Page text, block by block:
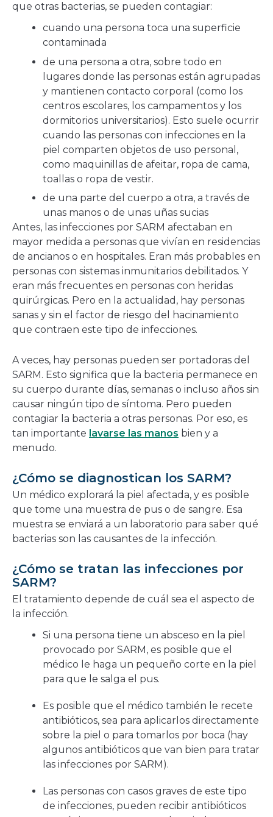
que otras bacterias, se pueden contagiar:
cuando una persona toca una superficie
contaminada
de una persona a otra, sobre todo en
lugares donde las personas están agrupadas
y mantienen contacto corporal (como los
centros escolares, los campamentos y los
dormitorios universitarios). Esto suele ocurrir
cuando las personas con infecciones en la
piel comparten objetos de uso personal,
como maquinillas de afeitar, ropa de cama,
toallas o ropa de vestir.
de una parte del cuerpo a otra, a través de
unas manos o de unas uñas sucias
Antes, las infecciones por SARM afectaban en
mayor medida a personas que vivían en residencias
de ancianos o en hospitales. Eran más probables en
personas con sistemas inmunitarios debilitados. Y
eran más frecuentes en personas con heridas
quirúrgicas. Pero en la actualidad, hay personas
sanas y sin el factor de riesgo del hacinamiento
que contraen este tipo de infecciones.
A veces, hay personas pueden ser portadoras del
SARM. Esto significa que la bacteria permanece en
su cuerpo durante días, semanas o incluso años sin
causar ningún tipo de síntoma. Pero pueden
contagiar la bacteria a otras personas. Por eso, es
tan importante lavarse las manos bien y a
menudo.
¿Cómo se diagnostican los SARM?
Un médico explorará la piel afectada, y es posible
que tome una muestra de pus o de sangre. Esa
muestra se enviará a un laboratorio para saber qué
bacterias son las causantes de la infección.
¿Cómo se tratan las infecciones por
SARM?
El tratamiento depende de cuál sea el aspecto de
la infección.
Si una persona tiene un absceso en la piel
provocado por SARM, es posible que el
médico le haga un pequeño corte en la piel
para que le salga el pus.
Es posible que el médico también le recete
antibióticos, sea para aplicarlos directamente
sobre la piel o para tomarlos por boca (hay
algunos antibióticos que van bien para tratar
las infecciones por SARM).
Las personas con casos graves de este tipo
de infecciones, pueden recibir antibióticos